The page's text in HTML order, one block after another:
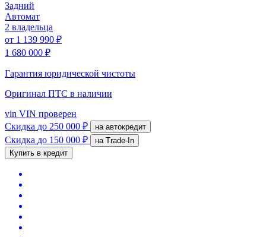
Задний
Автомат
2 владельца
от 1 139 990 ₽
1 680 000 ₽
Гарантия юридической чистоты
Оригинал ПТС в наличии
vin VIN проверен
Скидка до 250 000 ₽ на автокредит
Скидка до 150 000 ₽
на Trade-In
Купить в кредит